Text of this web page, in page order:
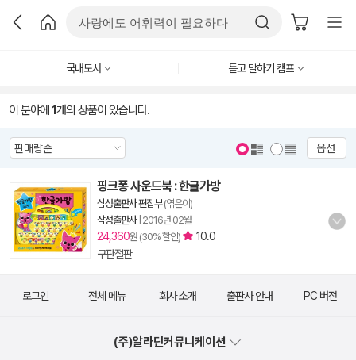
국내도서 듣고 말하기 캠프
이 분야에 1개의 상품이 있습니다.
옵션
핑크퐁 사운드북 : 한글가방
삼성출판사 편집부(엮은이)
삼성출판사| 2016년 02월
24,360원 (30% 할인)
10.0
구판절판
로그인 전체 메뉴 회사 소개 출판사 안내 PC 버전
(주)알라딘커뮤니케이션